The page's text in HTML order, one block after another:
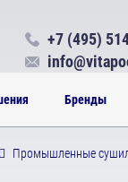
Бренды
+7 (495)
Промышленные